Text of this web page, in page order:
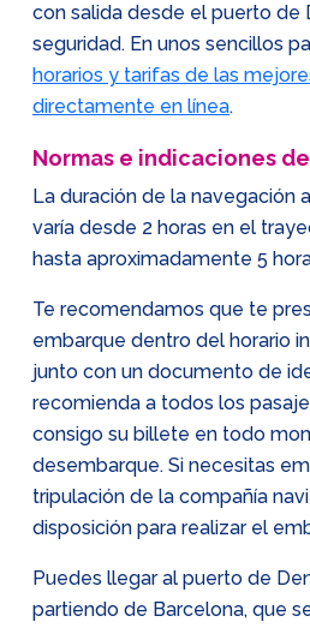
con salida desde el puerto de
seguridad. En unos sencillos
horarios y tarifas de las
directamente en línea.
Normas e indicaciones
La duración de la navegación a
varía desde 2 horas en el
hasta aproximadamente 5
Te recomendamos que te
embarque dentro del horario
junto con un documento de
recomienda a todos los
consigo su billete en todo
desembarque. Si necesitas
tripulación de la compañía
disposición para realizar el
Puedes llegar al puerto de
partiendo de Barcelona, que